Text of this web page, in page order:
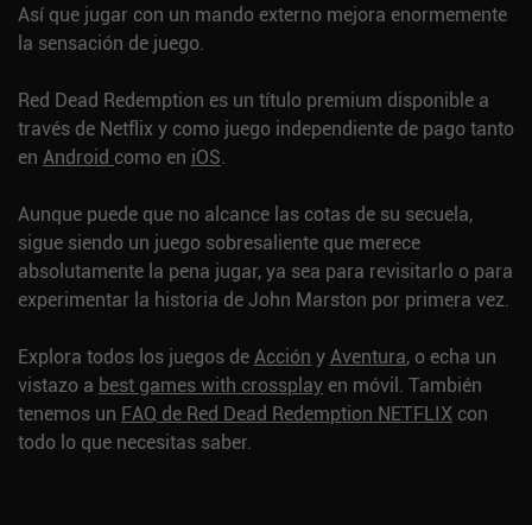
Así que jugar con un mando externo mejora enormemente
la sensación de juego.
Red Dead Redemption es un título premium disponible a
través de Netflix y como juego independiente de pago tanto
en Android como en iOS.
Aunque puede que no alcance las cotas de su secuela,
sigue siendo un juego sobresaliente que merece
absolutamente la pena jugar, ya sea para revisitarlo o para
experimentar la historia de John Marston por primera vez.
Explora todos los juegos deAcción yAventura, o echa un
vistazo a best games with crossplay en móvil. También
tenemos un FAQ de Red Dead Redemption NETFLIX con
todo lo que necesitas saber.